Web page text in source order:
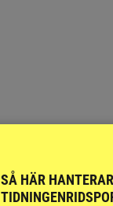
SÅ HÄR